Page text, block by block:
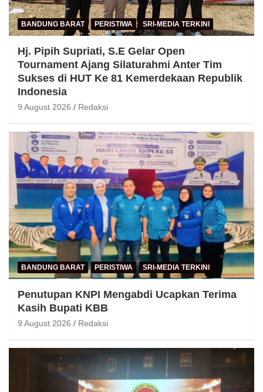
BANDUNG BARAT PERISTIWA SRI-MEDIA TERKINI
Hj. Pipih Supriati, S.E Gelar Open
Tournament Ajang Silaturahmi Anter Tim
Sukses di HUT Ke 81 Kemerdekaan Republik
Indonesia
9 August 2026 Redaksi
BANDUNG BARAT PERISTIWA SRI-MEDIA TERKINI
Penutupan KNPI Mengabdi Ucapkan Terima
Kasih Bupati KBB
9 August 2026 Redaksi